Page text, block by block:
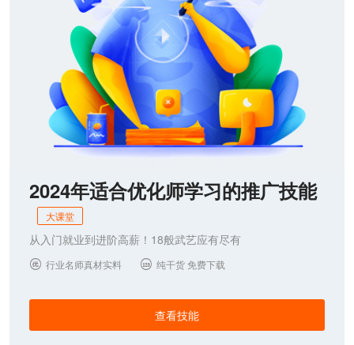
2024年适合优化师学习的推广技能
大课堂
从入门就业到进阶高薪！18般武艺应有尽有
 行业名师真材实料  纯干货 免费下载
查看技能